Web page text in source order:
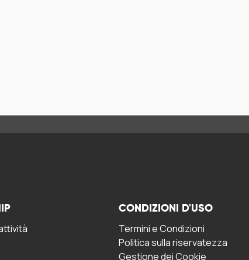
CONDIZIONI D'USO
Termini e Condizioni
Politica sulla riservatezza
Gestione dei Cookie